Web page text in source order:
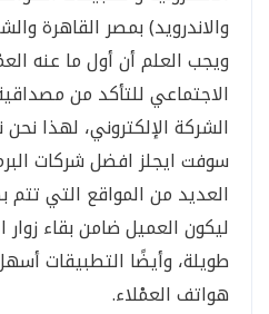
والاندرويد) بمصر القاهرة
ويجب العلم أن أول ما عنه
الاجتماعي للتأكد من
الشركة الإلكتروني، لهذا
سوفت ايجلز افضل شركات
العديد من المواقع التي تتم
ليكون العميل ضامن بقاء زوار
طويلة، وأيضًا التطبيقات
هواتف العمْلاء.